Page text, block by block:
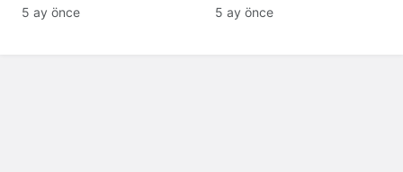
Patlama, Sirenler ve
5 ay önce
Avrupa’da Doğalgaz
5 ay önce